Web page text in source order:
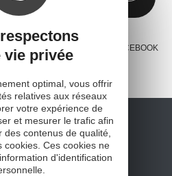
MESSENGER FACEBOOK
vie privée
optimal, vous offrir
relatives aux réseaux
votre expérience de
et mesurer le trafic afin
contenus de qualité,
cookies. Ces cookies ne
d'identification